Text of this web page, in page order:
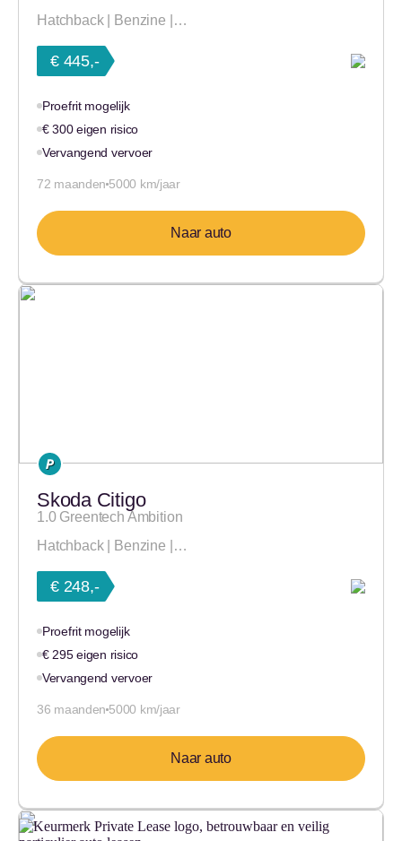
Hatchback | Benzine |…
€ 445,-
Proefrit mogelijk
€ 300 eigen risico
Vervangend vervoer
72 maanden 5000 km/jaar
Naar auto
Skoda Citigo
1.0 Greentech Ambition
Hatchback | Benzine |…
€ 248,-
Proefrit mogelijk
€ 295 eigen risico
Vervangend vervoer
36 maanden 5000 km/jaar
Naar auto